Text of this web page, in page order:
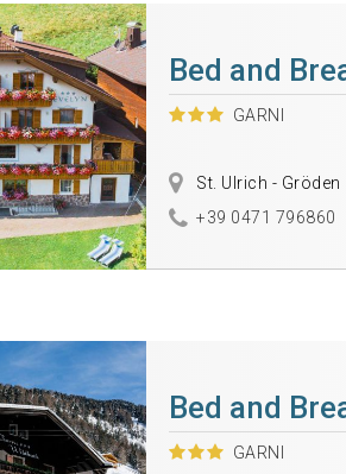
Bed and
GARNI
St. Ulrich - Gröden
+39 0471 796860
Bed and
GARNI